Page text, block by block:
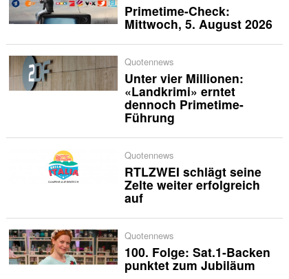
Primetime-Check:
Mittwoch, 5. August 2026
Quotennews
Unter vier Millionen:
«Landkrimi» erntet
dennoch Primetime-
Führung
Quotennews
RTLZWEI schlägt seine
Zelte weiter erfolgreich
auf
Quotennews
100. Folge: Sat.1-Backen
punktet zum Jubiläum